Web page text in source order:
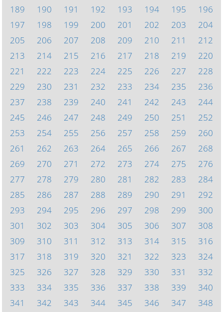
189
190 191 192 193 194 195
196
197
198 199 200 201 202 203
204
205
206 207 208 209 210 211
212
213
214 215 216 217 218 219
220
221
222 223 224 225 226 227
228
229
230 231 232 233 234 235
236
237
238 239 240 241 242 243
244
245
246 247 248 249 250 251
252
253
254 255 256 257 258 259
260
261
262 263 264 265 266 267
268
269
270 271 272 273 274 275
276
277
278 279 280 281 282 283
284
285
286 287 288 289 290 291
292
293
294 295 296 297 298 299
300
301
302 303 304 305 306 307
308
309
310 311 312 313 314 315
316
317
318 319 320 321 322 323
324
325
326 327 328 329 330 331
332
333
334 335 336 337 338 339
340
341
342 343 344 345 346 347
348